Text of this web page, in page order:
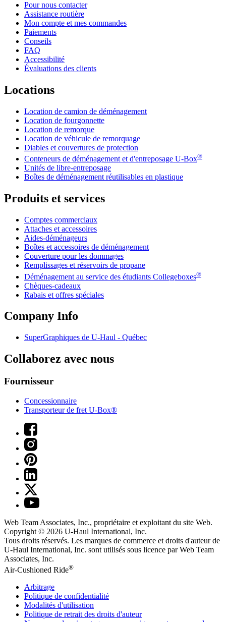
Pour nous contacter
Assistance routière
Mon compte et mes commandes
Paiements
Conseils
FAQ
Accessibilité
Évaluations des clients
Locations
Location de camion de déménagement
Location de fourgonnette
Location de remorque
Location de véhicule de remorquage
Diables et couvertures de protection
Conteneurs de déménagement et d'entreposage U-Box®
Unités de libre-entreposage
Boîtes de déménagement réutilisables en plastique
Produits et services
Comptes commerciaux
Attaches et accessoires
Aides-déménageurs
Boîtes et accessoires de déménagement
Couverture pour les dommages
Remplissages et réservoirs de propane
Déménagement au service des étudiants Collegeboxes®
Chèques-cadeaux
Rabais et offres spéciales
Company Info
SuperGraphiques de U-Haul - Québec
Collaborez avec nous
Fournisseur
Concessionnaire
Transporteur de fret U-Box®
Web Team Associates, Inc., propriétaire et exploitant du site Web.
Copyright © 2026 U-Haul International, Inc.
Tous droits réservés. Les marques de commerce et droits d'auteur de
U-Haul International, Inc. sont utilisés sous licence par Web Team
Associates, Inc.
Air-Cushioned Ride®
Arbitrage
Politique de confidentialité
Modalités d'utilisation
Politique de retrait des droits d'auteur